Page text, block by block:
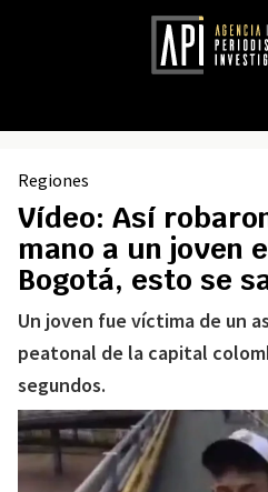
Regiones
Vídeo: Así
mano a un joven
Bogotá, esto se
Un joven fue víctima de un
peatonal de la capital
segundos.